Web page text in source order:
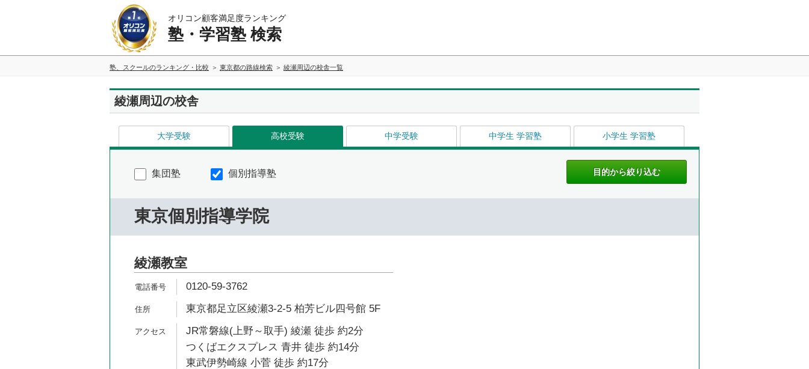
オリコン顧客満足度ランキング
塾・学習塾 検索
塾、スクールのランキング・比較 東京都の路線検索 綾瀬周辺の校舎一覧
綾瀬周辺の校舎
大学受験 高校受験 中学受験 中学生 学習塾 小学生 学習塾
集団塾 個別指導塾
東京個別指導学院
綾瀬教室
0120-59-3762
東京都足立区綾瀬3-2-5 柏芳ビル四号館 5F
JR常磐線(上野～取手) 綾瀬 徒歩 約2分
つくばエクスプレス 青井 徒歩 約14分
東武伊勢崎線 小菅 徒歩 約17分